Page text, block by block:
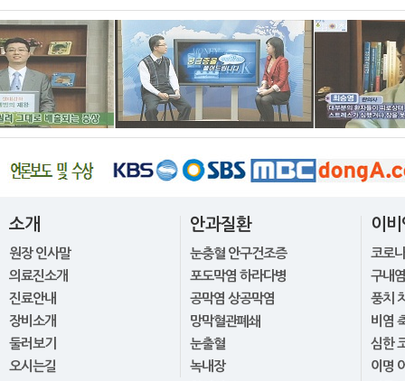
소개
원장 인사말
의료진소개
진료안내
장비소개
둘러보기
오시는길
안과질환
눈충혈 안구건조증
포도막염 하라다병
공막염 상공막염
망막혈관폐쇄
눈출혈
녹내장
이
코로
구내
풍치
비염
심한
이명